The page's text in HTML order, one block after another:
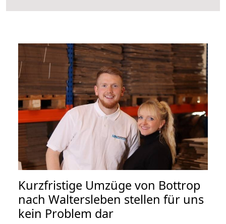
Kurzfristige Umzüge von Bottrop
nach Waltersleben stellen für uns
kein Problem dar